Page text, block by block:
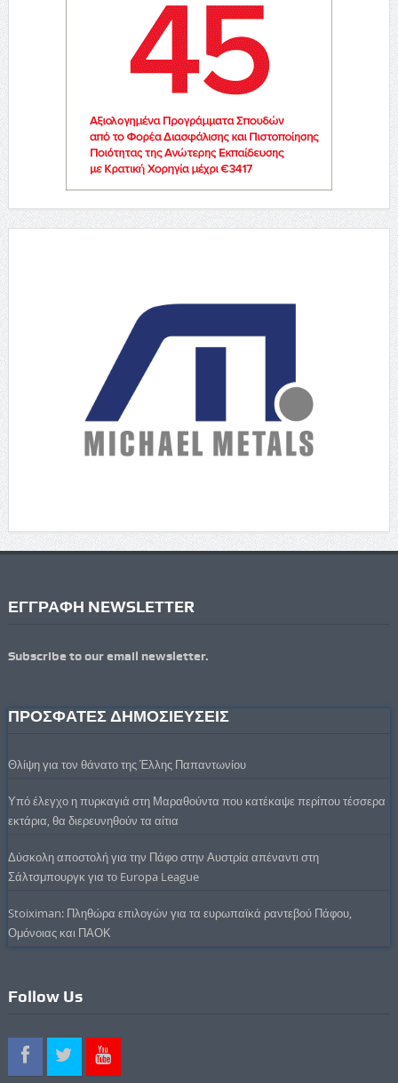
ΕΓΓΡΑΦΗ NEWSLETTER
Subscribe to our email newsletter.
ΠΡΟΣΦΑΤΕΣ ΔΗΜΟΣΙΕΥΣΕΙΣ
Θλίψη για τον θάνατο της Έλλης Παπαντωνίου
Υπό έλεγχο η πυρκαγιά στη Μαραθούντα που κατέκαψε περίπου τέσσερα
εκτάρια, θα διερευνηθούν τα αίτια
Δύσκολη αποστολή για την Πάφο στην Αυστρία απέναντι στη
Σάλτσμπουργκ για το Europa League
Stoiximan: Πληθώρα επιλογών για τα ευρωπαϊκά ραντεβού Πάφου,
Ομόνοιας και ΠΑΟΚ
Follow Us